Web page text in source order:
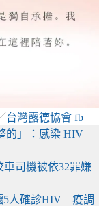
台灣露德協會 fb
的」：感染 HIV
司機被依32罪嫌
5人確診HIV 疫調